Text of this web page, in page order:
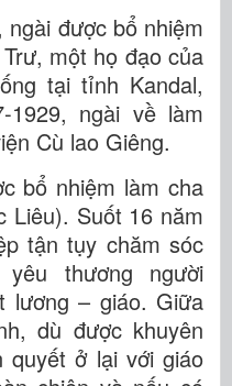
được bổ nhiệm
một họ đạo của
tại tỉnh Kandal,
1929, ngài về làm
Cù lao Giêng.
bổ nhiệm làm cha
Liêu). Suốt 16 năm
tận tụy chăm sóc
thương người
lương – giáo. Giữa
dù được khuyên
quyết ở lại với giáo